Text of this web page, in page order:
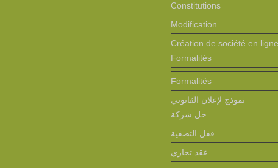
Constitutions
Modification
Création de société en ligne
Formalités
Formalités
نموذج لإعلان القانوني
حل شركة
قفل التصفية
عقد تجاري